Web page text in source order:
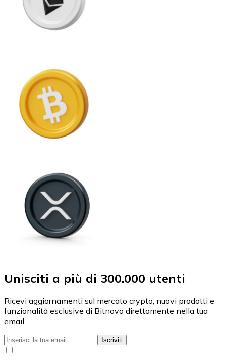
Unisciti a più di 300.000 utenti
Ricevi aggiornamenti sul mercato crypto, nuovi prodotti e
funzionalità esclusive di Bitnovo direttamente nella tua
email.
Iscriviti